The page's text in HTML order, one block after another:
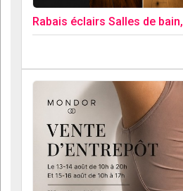
Rabais éclairs Salles de